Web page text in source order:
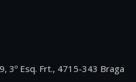
3º Esq. Frt., 4715-343 Braga